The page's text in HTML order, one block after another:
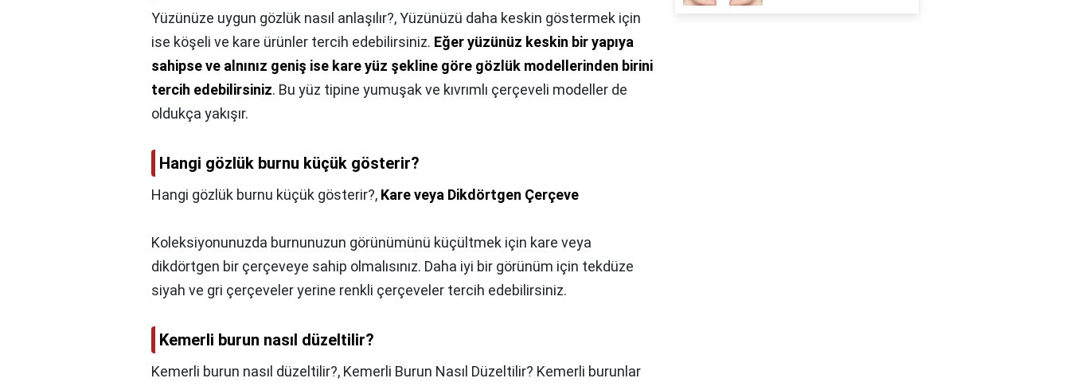
Yüzünüze uygun gözlük nasıl anlaşılır?,Yüzünüzü daha keskin göstermek için
ise köşeli ve kare ürünler tercih edebilirsiniz. Eğer yüzünüz keskin bir yapıya
sahipse ve alnınız geniş ise kare yüz şekline göre gözlük modellerinden birini
tercih edebilirsiniz. Bu yüz tipine yumuşak ve kıvrımlı çerçeveli modeller de
oldukça yakışır.
Hangi gözlük burnu küçük gösterir?
Hangi gözlük burnu küçük gösterir?, Kare veya Dikdörtgen Çerçeve
Koleksiyonunuzda burnunuzun görünümünü küçültmek için kare veya
dikdörtgen bir çerçeveye sahip olmalısınız. Daha iyi bir görünüm için tekdüze
siyah ve gri çerçeveler yerine renkli çerçeveler tercih edebilirsiniz.
Kemerli burun nasıl düzeltilir?
Kemerli burun nasıl düzeltilir?, Kemerli Burun Nasıl Düzeltilir? Kemerli burunlar